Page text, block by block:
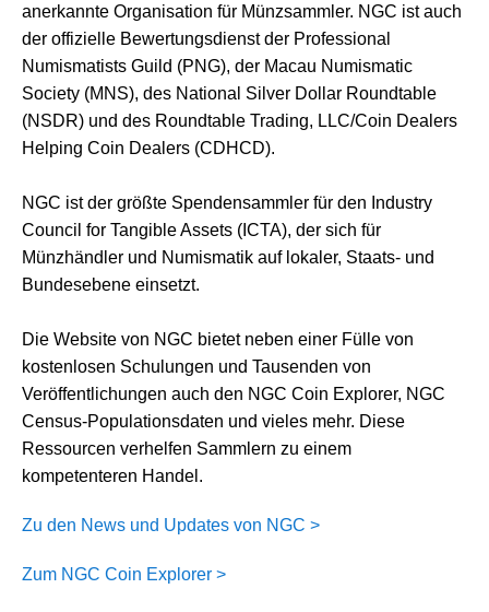
anerkannte Organisation für Münzsammler. NGC ist auch
der offizielle Bewertungsdienst der Professional
Numismatists Guild (PNG), der Macau Numismatic
Society (MNS), des National Silver Dollar Roundtable
(NSDR) und des Roundtable Trading, LLC/Coin Dealers
Helping Coin Dealers (CDHCD).
NGC ist der größte Spendensammler für den Industry
Council for Tangible Assets (ICTA), der sich für
Münzhändler und Numismatik auf lokaler, Staats- und
Bundesebene einsetzt.
Die Website von NGC bietet neben einer Fülle von
kostenlosen Schulungen und Tausenden von
Veröffentlichungen auch den NGC Coin Explorer, NGC
Census-Populationsdaten und vieles mehr. Diese
Ressourcen verhelfen Sammlern zu einem
kompetenteren Handel.
Zu den News und Updates von NGC >
Zum NGC Coin Explorer >